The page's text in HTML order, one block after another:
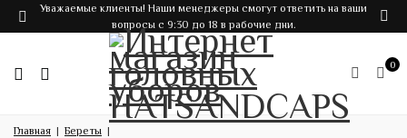
Уважаемые клиенты! Наши менеджеры смогут ответить на ваши
вопросы с 9:30 до 18 в рабочие дни.
0
Главная
Береты